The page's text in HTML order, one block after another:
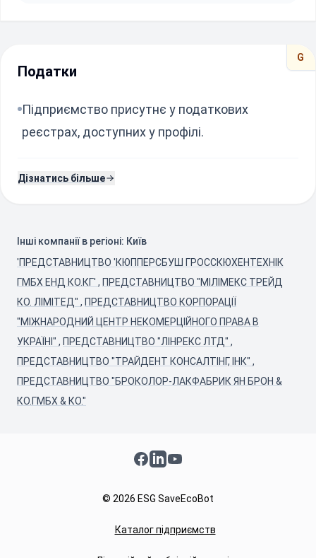
G
Податки
Підприємство присутнє у податкових
реєстрах, доступних у профілі.
Дізнатись більше
Інші компанії в регіоні: Київ
'ПРЕДСТАВНИЦТВО 'КЮППЕРСБУШ ГРОССКЮХЕНТЕХНІК
ГМБХ ЕНД КО.КГ' , ПРЕДСТАВНИЦТВО "МІЛІМЕКС ТРЕЙД
КО. ЛІМІТЕД" , ПРЕДСТАВНИЦТВО КОРПОРАЦІЇ
"МІЖНАРОДНИЙ ЦЕНТР НЕКОМЕРЦІЙНОГО ПРАВА В
УКРАЇНІ" , ПРЕДСТАВНИЦТВО "ЛІНРЕКС ЛТД" ,
ПРЕДСТАВНИЦТВО "ТРАЙДЕНТ КОНСАЛТІНГ, ІНК" ,
ПРЕДСТАВНИЦТВО "БРОКОЛОР-ЛАКФАБРИК ЯН БРОН &
КО.ГМБХ & КО."
Facebook
LinkedInYouTube
© 2026 ESG SaveEcoBot
Каталог підприємств